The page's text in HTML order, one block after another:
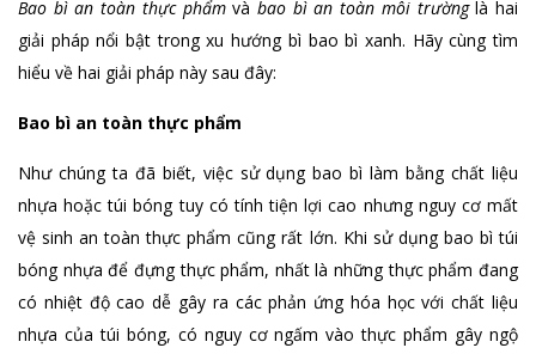
Bao bì an toàn thực phẩmvàbao bì an toàn môi trườnglà hai
giải pháp nổi bật trong xu hướng bì bao bì xanh. Hãy cùng tìm
hiểu về hai giải pháp này sau đây:
Bao bì an toàn thực phẩm
Như chúng ta đã biết, việc sử dụng bao bì làm bằng chất liệu
nhựa hoặc túi bóng tuy có tính tiện lợi cao nhưng nguy cơ mất
vệ sinh an toàn thực phẩm cũng rất lớn. Khi sử dụng bao bì túi
bóng nhựa để đựng thực phẩm, nhất là những thực phẩm đang
có nhiệt độ cao dễ gây ra các phản ứng hóa học với chất liệu
nhựa của túi bóng, có nguy cơ ngấm vào thực phẩm gây ngộ